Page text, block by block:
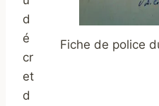
Fiche de police
d
é
cr
et
d